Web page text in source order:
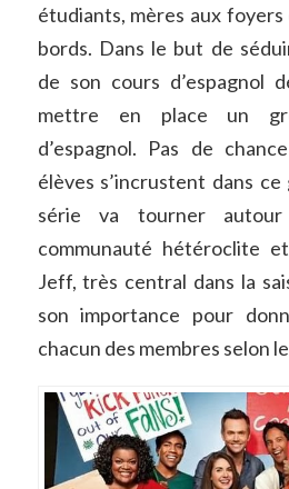
étudiants, mères aux
bords. Dans le but de
de son cours d’espagnol
mettre en place un
d’espagnol. Pas de
élèves s’incrustent dans
série va tourner
communauté hétéroclite
Jeff, très central dans la
son importance pour
chacun des membres selon